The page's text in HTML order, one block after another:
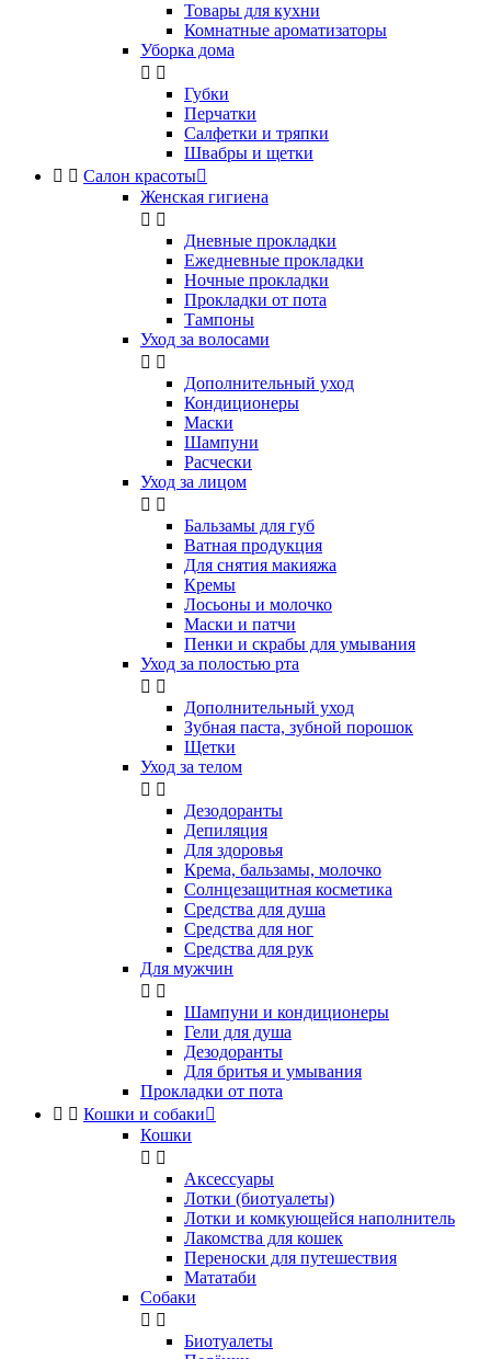
Товары для кухни
Комнатные ароматизаторы
Уборка дома
 
Губки
Перчатки
Салфетки и тряпки
Швабры и щетки
  Салон красоты
Женская гигиена
 
Дневные прокладки
Ежедневные прокладки
Ночные прокладки
Прокладки от пота
Тампоны
Уход за волосами
 
Дополнительный уход
Кондиционеры
Маски
Шампуни
Расчески
Уход за лицом
 
Бальзамы для губ
Ватная продукция
Для снятия макияжа
Кремы
Лосьоны и молочко
Маски и патчи
Пенки и скрабы для умывания
Уход за полостью рта
 
Дополнительный уход
Зубная паста, зубной порошок
Щетки
Уход за телом
 
Дезодоранты
Депиляция
Для здоровья
Крема, бальзамы, молочко
Солнцезащитная косметика
Средства для душа
Средства для ног
Средства для рук
Для мужчин
 
Шампуни и кондиционеры
Гели для душа
Дезодоранты
Для бритья и умывания
Прокладки от пота
  Кошки и собаки
Кошки
 
Аксессуары
Лотки (биотуалеты)
Лотки и комкующейся наполнитель
Лакомства для кошек
Переноски для путешествия
Мататаби
Собаки
 
Биотуалеты